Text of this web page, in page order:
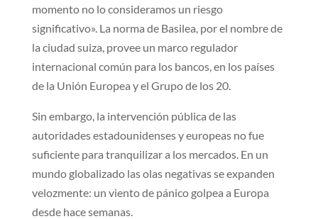
momento no lo consideramos un riesgo
significativo». La norma de Basilea, por el nombre de
la ciudad suiza, provee un marco regulador
internacional común para los bancos, en los países
de la Unión Europea y el Grupo de los 20.
Sin embargo, la intervención pública de las
autoridades estadounidenses y europeas no fue
suficiente para tranquilizar a los mercados. En un
mundo globalizado las olas negativas se expanden
velozmente: un viento de pánico golpea a Europa
desde hace semanas.